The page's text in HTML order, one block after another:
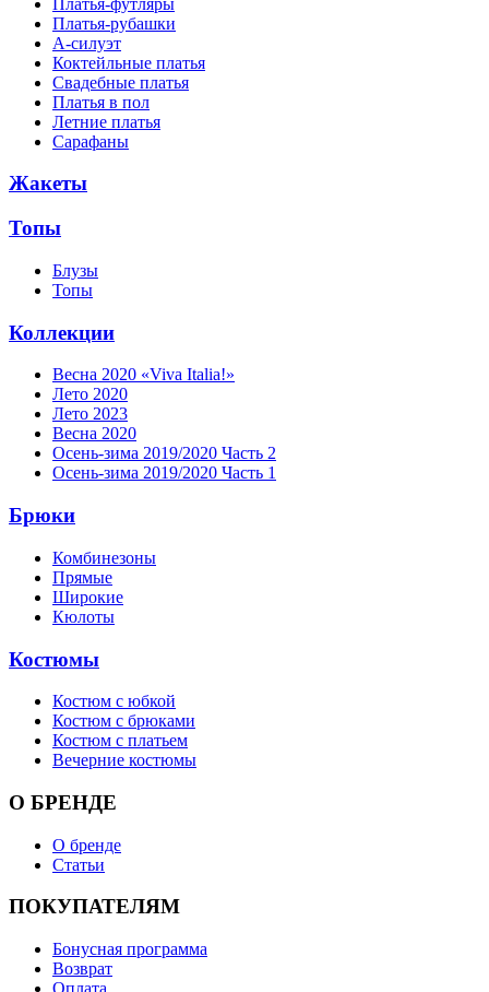
Платья-рубашки
А-силуэт
Коктейльные платья
Свадебные платья
Платья в пол
Летние платья
Сарафаны
Жакеты
Топы
Блузы
Топы
Коллекции
Весна 2020 «Viva Italia!»
Лето 2020
Лето 2023
Весна 2020
Осень-зима 2019/2020 Часть 2
Осень-зима 2019/2020 Часть 1
Брюки
Комбинезоны
Прямые
Широкие
Кюлоты
Костюмы
Костюм с юбкой
Костюм с брюками
Костюм с платьем
Вечерние костюмы
О БРЕНДЕ
О бренде
Статьи
ПОКУПАТЕЛЯМ
Бонусная программа
Возврат
Оплата